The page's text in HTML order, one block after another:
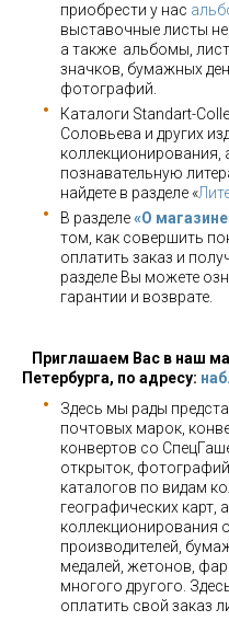
приобрести у нас
выставочные листы
а также альбомы,
значков, бумажных
фотографий.
Каталоги Standart-
Соловьева и других
коллекционирования,
познавательную
найдете в разделе «
В разделе«О
том, как совершить
оплатить заказ и
разделе Вы можете
гарантии и возврате.
Приглашаем Вас в наш
Петербурга, по адресу:
Здесь мы рады
почтовых марок,
конвертов со
открыток,
каталогов по видам
географических карт,
коллекционирования
производителей,
медалей, жетонов,
многого другого.
оплатить свой заказ